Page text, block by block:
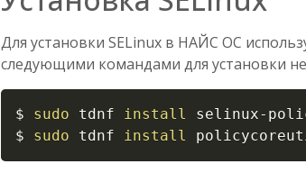
Для установки SELinux в НАЙС ОС
следующими командами для установки
$ sudo tdnf install
selinux-
$ sudo tdnf install